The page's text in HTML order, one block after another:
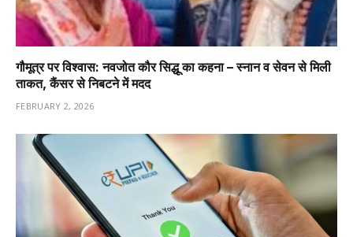
गौमूत्र पर विश्वास: नवजोत कौर सिद्धू का कहना – स्नान व सेवन से मिली
ताकत, कैंसर से निबटने में मदद
FEBRUARY 2, 2026